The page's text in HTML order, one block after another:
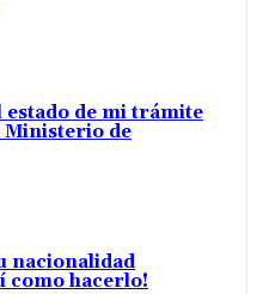
estado de mi trámite
Ministerio de
nacionalidad
como hacerlo!